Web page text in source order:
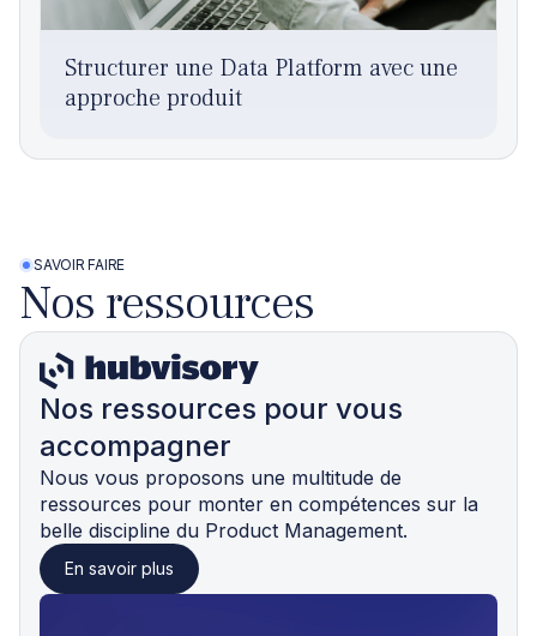
Structurer une Data Platform avec une
approche produit
SAVOIR FAIRE
Nos ressources
Nos ressources pour vous
accompagner
Nous vous proposons une multitude de
ressources pour monter en compétences sur la
belle discipline du Product Management.
En savoir plus